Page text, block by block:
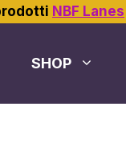
NBF Lanes
SHOP